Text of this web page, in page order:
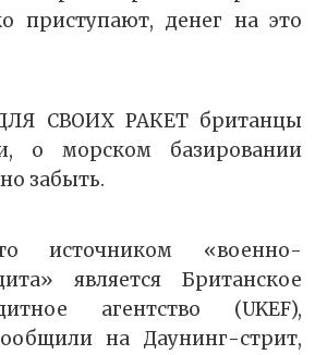
приступают, денег на это
СВОИХ РАКЕТ британцы
о морском базировании
забыть.
источником «военно-
является Британское
агентство (UKEF),
на Даунинг-стрит,